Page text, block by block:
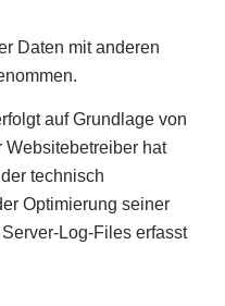
Daten mit anderen
auf Grundlage von
Websitebetreiber hat
technisch
Optimierung seiner
Log-Files erfasst